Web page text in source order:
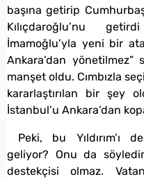
başına getirip
Kılıçdaroğlu’nu
İmamoğlu’yla yeni bir
Ankara’dan yönetilmez”
manşet oldu. Cımbızla
kararlaştırılan bir şey
İstanbul’u Ankara’dan
Peki, bu Yıldırım’ı
geliyor? Onu da
destekçisi olmaz.